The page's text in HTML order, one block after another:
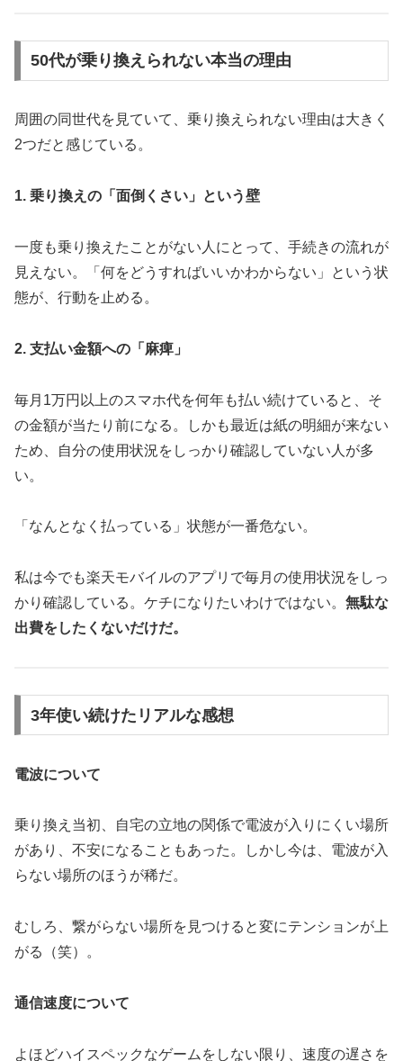
50代が乗り換えられない本当の理由
周囲の同世代を見ていて、乗り換えられない理由は大きく
2つだと感じている。
1. 乗り換えの「面倒くさい」という壁
一度も乗り換えたことがない人にとって、手続きの流れが
見えない。「何をどうすればいいかわからない」という状
態が、行動を止める。
2. 支払い金額への「麻痺」
毎月1万円以上のスマホ代を何年も払い続けていると、そ
の金額が当たり前になる。しかも最近は紙の明細が来ない
ため、自分の使用状況をしっかり確認していない人が多
い。
「なんとなく払っている」状態が一番危ない。
私は今でも楽天モバイルのアプリで毎月の使用状況をしっ
かり確認している。ケチになりたいわけではない。 無駄な
出費をしたくないだけだ。
3年使い続けたリアルな感想
電波について
乗り換え当初、自宅の立地の関係で電波が入りにくい場所
があり、不安になることもあった。しかし今は、電波が入
らない場所のほうが稀だ。
むしろ、繋がらない場所を見つけると変にテンションが上
がる（笑）。
通信速度について
よほどハイスペックなゲームをしない限り、速度の遅さを